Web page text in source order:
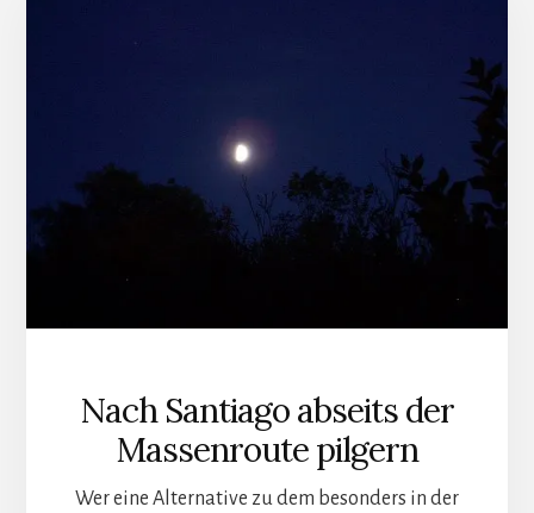
Nach Santiago abseits der
Massenroute pilgern
Wer eine Alternative zu dem besonders in der